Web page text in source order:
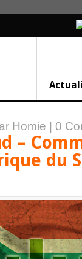
Homie 0
–
du